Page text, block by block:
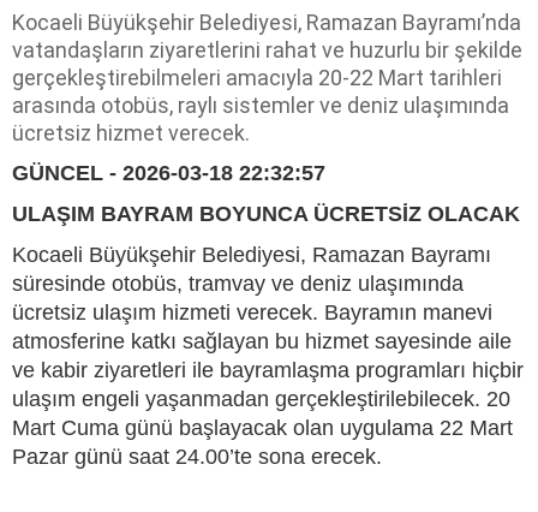
Kocaeli Büyükşehir Belediyesi, Ramazan Bayramı’nda
vatandaşların ziyaretlerini rahat ve huzurlu bir şekilde
gerçekleştirebilmeleri amacıyla 20-22 Mart tarihleri
arasında otobüs, raylı sistemler ve deniz ulaşımında
ücretsiz hizmet verecek.
GÜNCEL - 2026-03-18 22:32:57
ULAŞIM BAYRAM BOYUNCA ÜCRETSİZ OLACAK
Kocaeli Büyükşehir Belediyesi, Ramazan Bayramı
süresinde otobüs, tramvay ve deniz ulaşımında
ücretsiz ulaşım hizmeti verecek. Bayramın manevi
atmosferine katkı sağlayan bu hizmet sayesinde aile
ve kabir ziyaretleri ile bayramlaşma programları hiçbir
ulaşım engeli yaşanmadan gerçekleştirilebilecek. 20
Mart Cuma günü başlayacak olan uygulama 22 Mart
Pazar günü saat 24.00’te sona erecek.